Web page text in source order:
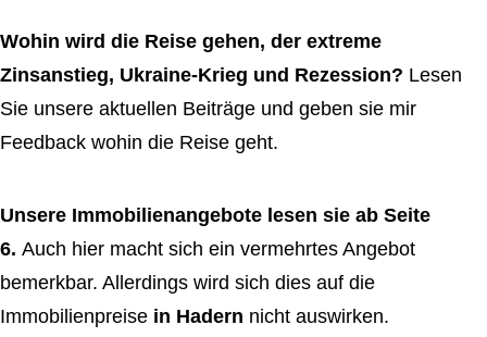
Wohin wird die Reise gehen, der extreme
Zinsanstieg, Ukraine-Krieg und Rezession? Lesen
Sie unsere aktuellen Beiträge und geben sie mir
Feedback wohin die Reise geht.
Unsere Immobilienangebote lesen sie ab Seite
6. Auch hier macht sich ein vermehrtes Angebot
bemerkbar. Allerdings wird sich dies auf die
Immobilienpreise in Hadern nicht auswirken.